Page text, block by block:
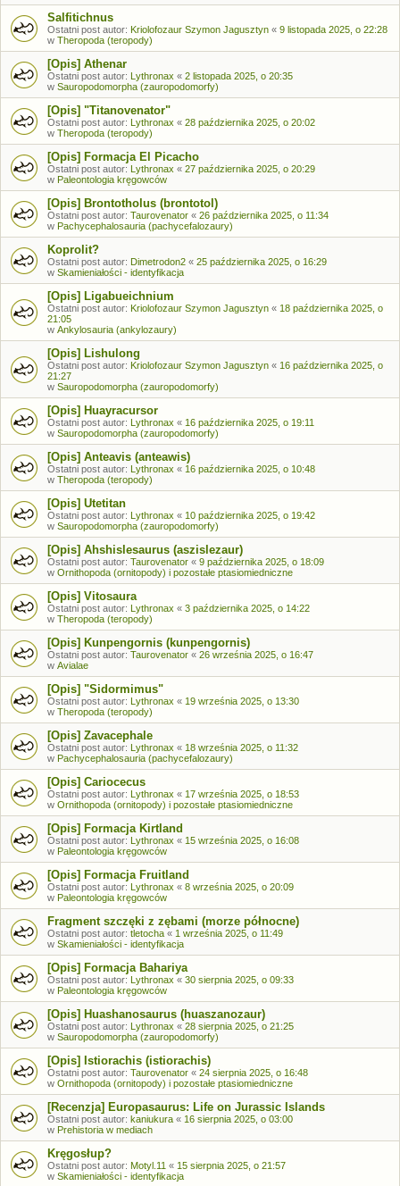
Salfitichnus
Ostatni post autor: Kriolofozaur Szymon Jagusztyn « 9 listopada 2025, o 22:28
w Theropoda (teropody)
[Opis] Athenar
Ostatni post autor: Lythronax « 2 listopada 2025, o 20:35
w Sauropodomorpha (zauropodomorfy)
[Opis] "Titanovenator"
Ostatni post autor: Lythronax « 28 października 2025, o 20:02
w Theropoda (teropody)
[Opis] Formacja El Picacho
Ostatni post autor: Lythronax « 27 października 2025, o 20:29
w Paleontologia kręgowców
[Opis] Brontotholus (brontotol)
Ostatni post autor: Taurovenator « 26 października 2025, o 11:34
w Pachycephalosauria (pachycefalozaury)
Koprolit?
Ostatni post autor: Dimetrodon2 « 25 października 2025, o 16:29
w Skamieniałości - identyfikacja
[Opis] Ligabueichnium
Ostatni post autor: Kriolofozaur Szymon Jagusztyn « 18 października 2025, o
21:05
w Ankylosauria (ankylozaury)
[Opis] Lishulong
Ostatni post autor: Kriolofozaur Szymon Jagusztyn « 16 października 2025, o
21:27
w Sauropodomorpha (zauropodomorfy)
[Opis] Huayracursor
Ostatni post autor: Lythronax « 16 października 2025, o 19:11
w Sauropodomorpha (zauropodomorfy)
[Opis] Anteavis (anteawis)
Ostatni post autor: Lythronax « 16 października 2025, o 10:48
w Theropoda (teropody)
[Opis] Utetitan
Ostatni post autor: Lythronax « 10 października 2025, o 19:42
w Sauropodomorpha (zauropodomorfy)
[Opis] Ahshislesaurus (aszislezaur)
Ostatni post autor: Taurovenator « 9 października 2025, o 18:09
w Ornithopoda (ornitopody) i pozostałe ptasiomiedniczne
[Opis] Vitosaura
Ostatni post autor: Lythronax « 3 października 2025, o 14:22
w Theropoda (teropody)
[Opis] Kunpengornis (kunpengornis)
Ostatni post autor: Taurovenator « 26 września 2025, o 16:47
w Avialae
[Opis] "Sidormimus"
Ostatni post autor: Lythronax « 19 września 2025, o 13:30
w Theropoda (teropody)
[Opis] Zavacephale
Ostatni post autor: Lythronax « 18 września 2025, o 11:32
w Pachycephalosauria (pachycefalozaury)
[Opis] Cariocecus
Ostatni post autor: Lythronax « 17 września 2025, o 18:53
w Ornithopoda (ornitopody) i pozostałe ptasiomiedniczne
[Opis] Formacja Kirtland
Ostatni post autor: Lythronax « 15 września 2025, o 16:08
w Paleontologia kręgowców
[Opis] Formacja Fruitland
Ostatni post autor: Lythronax « 8 września 2025, o 20:09
w Paleontologia kręgowców
Fragment szczęki z zębami (morze północne)
Ostatni post autor: tletocha « 1 września 2025, o 11:49
w Skamieniałości - identyfikacja
[Opis] Formacja Bahariya
Ostatni post autor: Lythronax « 30 sierpnia 2025, o 09:33
w Paleontologia kręgowców
[Opis] Huashanosaurus (huaszanozaur)
Ostatni post autor: Lythronax « 28 sierpnia 2025, o 21:25
w Sauropodomorpha (zauropodomorfy)
[Opis] Istiorachis (istiorachis)
Ostatni post autor: Taurovenator « 24 sierpnia 2025, o 16:48
w Ornithopoda (ornitopody) i pozostałe ptasiomiedniczne
[Recenzja] Europasaurus: Life on Jurassic Islands
Ostatni post autor: kaniukura « 16 sierpnia 2025, o 03:00
w Prehistoria w mediach
Kręgosłup?
Ostatni post autor: Motyl.11 « 15 sierpnia 2025, o 21:57
w Skamieniałości - identyfikacja